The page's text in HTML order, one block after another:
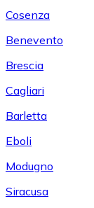
Cosenza
Benevento
Brescia
Cagliari
Barletta
Eboli
Modugno
Siracusa